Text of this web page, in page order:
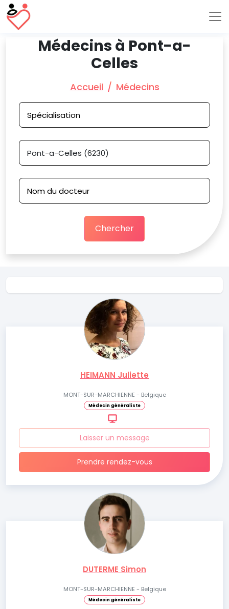
Médecins à Pont-a-
Celles
Accueil Médecins
Chercher
HEIMANN Juliette
MONT-SUR-MARCHIENNE - Belgique
Médecin généraliste
Laisser un message
Prendre rendez-vous
DUTERME Simon
MONT-SUR-MARCHIENNE - Belgique
Médecin généraliste